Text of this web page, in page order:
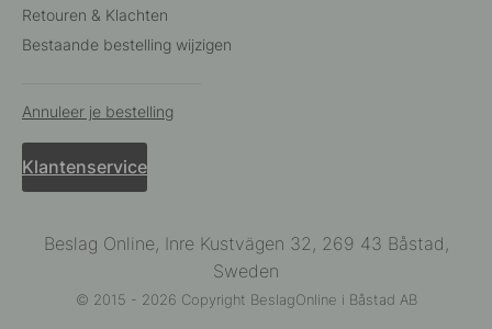
Retouren & Klachten
Bestaande bestelling wijzigen
Annuleer je bestelling
Klantenservice
Beslag Online, Inre Kustvägen 32, 269 43 Båstad,
Sweden
© 2015 - 2026 Copyright BeslagOnline i Båstad AB